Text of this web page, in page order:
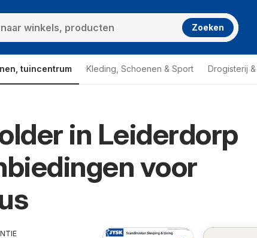
Zoeken
tuincentrum Kleding, Schoenen & Sport Drogisterij
in Leiderdorp
voor